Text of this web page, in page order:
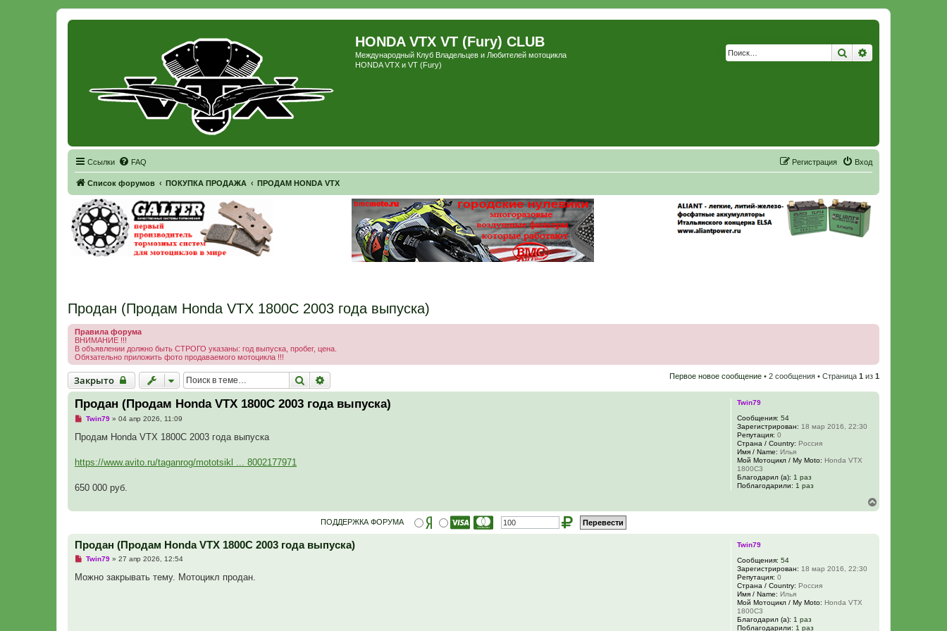
HONDA VTX VT (Fury) CLUB
Международный Клуб Владельцев и Любителей мотоцикла
HONDA VTX и VT (Fury)
Поиск
Ссылки FAQ Вход
Регистрация
Список форумов ПОКУПКА ПРОДАЖА ПРОДАМ HONDA VTX
Продан (Продам Honda VTX 1800C 2003 года выпуска)
Правила форума
ВНИМАНИЕ !!!
В объявлении должно быть СТРОГО указаны: год выпуска, пробег, цена.
Обязательно приложить фото продаваемого мотоцикла !!!
Закрыто
Закрыто Поиск Первое новое сообщение • 2 сообщения • Страница 1 из 1
Twin79
Сообщения: 54
Зарегистрирован: 18 мар 2016, 22:30
Репутация: 0
Страна / Country: Россия
Имя / Name: Илья
Мой Мотоцикл / My Moto: Honda VTX
1800C3
Благодарил (а): 1 раз
Поблагодарили: 1 раз
Продан (Продам Honda VTX 1800C 2003 года выпуска)
Н
п
ч
и
а
о
о
о
б
щ
н
Twin79» 04 апр 2026, 11:09
Продам Honda VTX 1800C 2003 года выпуска
https://www.avito.ru/taganrog/mototsikl ... 8002177971
650 000 руб.
ПОДДЕРЖКА ФОРУМА
Twin79
Сообщения: 54
Зарегистрирован: 18 мар 2016, 22:30
Репутация: 0
Страна / Country: Россия
Имя / Name: Илья
Мой Мотоцикл / My Moto: Honda VTX
1800C3
Благодарил (а): 1 раз
Поблагодарили: 1 раз
Продан (Продам Honda VTX 1800C 2003 года выпуска)
Н
п
Twin79» 27 апр 2026, 12:54
Можно закрывать тему. Мотоцикл продан.